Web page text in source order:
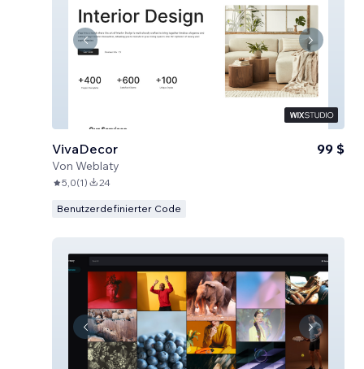
VivaDecor
Von Weblaty
99 $
5,0(1) 24
Benutzerdefinierter Code